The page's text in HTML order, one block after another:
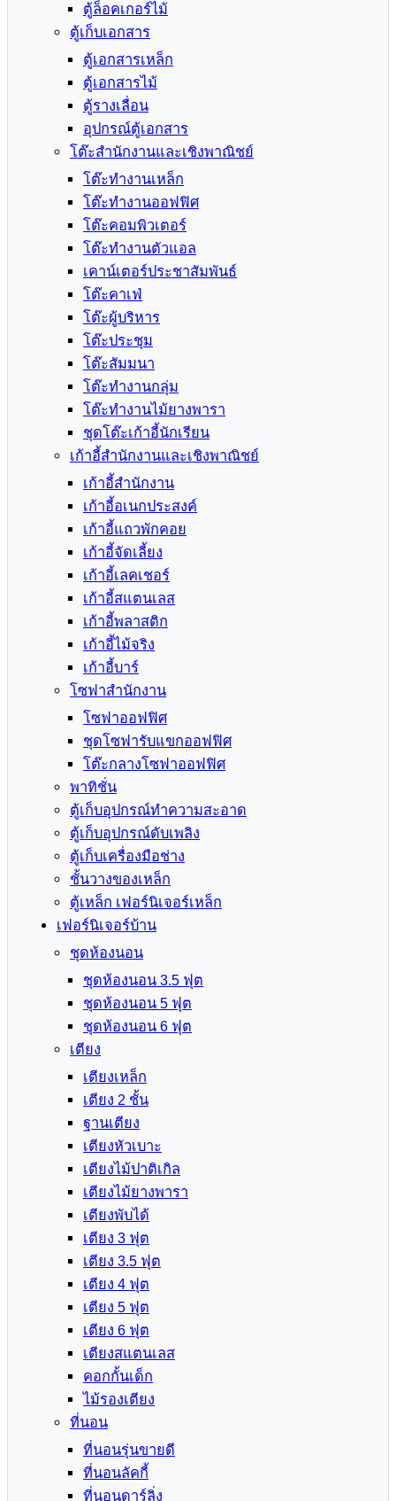
ตู้ล็อคเกอร์ไม้
ตู้เก็บเอกสาร
ตู้เอกสารเหล็ก
ตู้เอกสารไม้
ตู้รางเลื่อน
อุปกรณ์ตู้เอกสาร
โต๊ะสำนักงานและเชิงพาณิชย์
โต๊ะทำงานเหล็ก
โต๊ะทำงานออฟฟิศ
โต๊ะคอมพิวเตอร์
โต๊ะทำงานตัวแอล
เคาน์เตอร์ประชาสัมพันธ์
โต๊ะคาเฟ่
โต๊ะผู้บริหาร
โต๊ะประชุม
โต๊ะสัมมนา
โต๊ะทำงานกลุ่ม
โต๊ะทำงานไม้ยางพารา
ชุดโต๊ะเก้าอี้นักเรียน
เก้าอี้สำนักงานและเชิงพาณิชย์
เก้าอี้สำนักงาน
เก้าอี้อเนกประสงค์
เก้าอี้แถวพักคอย
เก้าอี้จัดเลี้ยง
เก้าอี้เลคเชอร์
เก้าอี้สแตนเลส
เก้าอี้พลาสติก
เก้าอี้ไม้จริง
เก้าอี้บาร์
โซฟาสำนักงาน
โซฟาออฟฟิศ
ชุดโซฟารับแขกออฟฟิศ
โต๊ะกลางโซฟาออฟฟิศ
พาทิชั่น
ตู้เก็บอุปกรณ์ทำความสะอาด
ตู้เก็บอุปกรณ์ดับเพลิง
ตู้เก็บเครื่องมือช่าง
ชั้นวางของเหล็ก
ตู้เหล็ก เฟอร์นิเจอร์เหล็ก
เฟอร์นิเจอร์บ้าน
ชุดห้องนอน
ชุดห้องนอน 3.5 ฟุต
ชุดห้องนอน 5 ฟุต
ชุดห้องนอน 6 ฟุต
เตียง
เตียงเหล็ก
เตียง 2 ชั้น
ฐานเตียง
เตียงหัวเบาะ
เตียงไม้ปาติเกิล
เตียงไม้ยางพารา
เตียงพับได้
เตียง 3 ฟุต
เตียง 3.5 ฟุต
เตียง 4 ฟุต
เตียง 5 ฟุต
เตียง 6 ฟุต
เตียงสแตนเลส
คอกกั้นเด็ก
ไม้รองเตียง
ที่นอน
ที่นอนรุ่นขายดี
ที่นอนลัคกี้
ที่นอนดาร์ลิ่ง